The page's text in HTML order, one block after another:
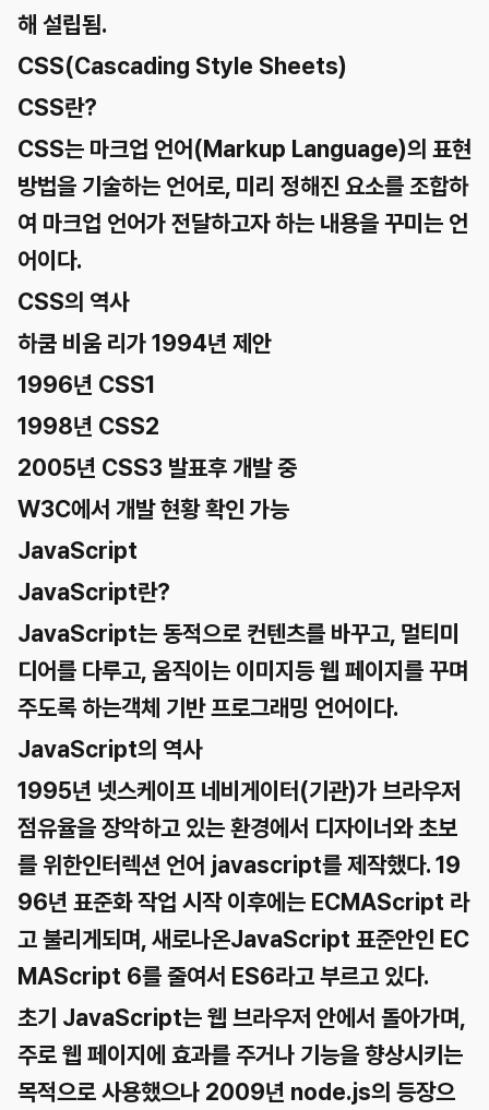
해 설립됨.
CSS(Cascading Style Sheets)
CSS란?
CSS는 마크업 언어(Markup Language)의 표현
방법을 기술하는 언어로, 미리 정해진 요소를 조합하
여 마크업 언어가 전달하고자 하는 내용을 꾸미는 언
어이다.
CSS의 역사
하쿰 비움 리가 1994년 제안
1996년 CSS1
1998년 CSS2
2005년 CSS3 발표후 개발 중
W3C에서 개발 현황 확인 가능
JavaScript
JavaScript란?
JavaScript는 동적으로 컨텐츠를 바꾸고, 멀티미
디어를 다루고, 움직이는 이미지등 웹 페이지를 꾸며
주도록 하는객체 기반 프로그래밍 언어이다.
JavaScript의 역사
1995년 넷스케이프 네비게이터(기관)가 브라우저
점유율을 장악하고 있는 환경에서 디자이너와 초보
를 위한인터렉션 언어 javascript를 제작했다. 19
96년 표준화 작업 시작 이후에는 ECMAScript 라
고 불리게되며, 새로나온JavaScript 표준안인 EC
MAScript 6를 줄여서 ES6라고 부르고 있다.
초기 JavaScript는 웹 브라우저 안에서 돌아가며,
주로 웹 페이지에 효과를 주거나 기능을 향상시키는
목적으로 사용했으나 2009년 node.js의 등장으